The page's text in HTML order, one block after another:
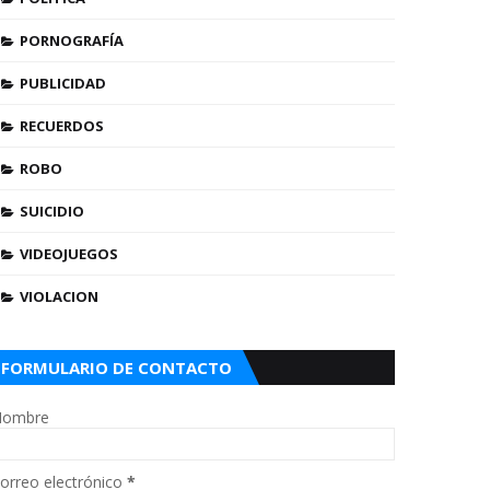
PORNOGRAFÍA
PUBLICIDAD
RECUERDOS
ROBO
SUICIDIO
VIDEOJUEGOS
VIOLACION
FORMULARIO DE CONTACTO
electrónico *